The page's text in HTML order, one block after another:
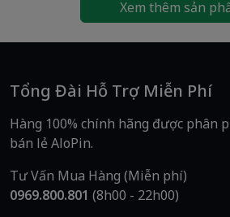
Website:
www.alopin.vn
👉 Pin Duracell CR2032 –
toàn và chất lượng cho mọi
Đặt ngay tạiAloPinđể nhận
chuyên nghiệp!
Xem thêm sản
Tổng Đài Hỗ Trợ Miễn Phí
Hàng 100% chính hãng được phân
bán lẻ AloPin.
Tư Vấn Mua Hàng (Miễn phí)
0969.800.801 (8h00 - 22h00)